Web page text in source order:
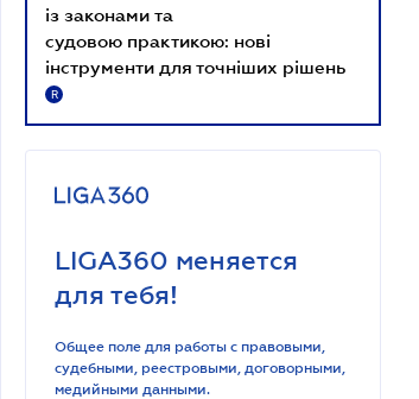
із законами та
судовою практикою: нові
інструменти для точніших рішень
R
LIGA360 меняется
для тебя!
Общее поле для работы с правовыми,
судебными, реестровыми, договорными,
медийными данными.